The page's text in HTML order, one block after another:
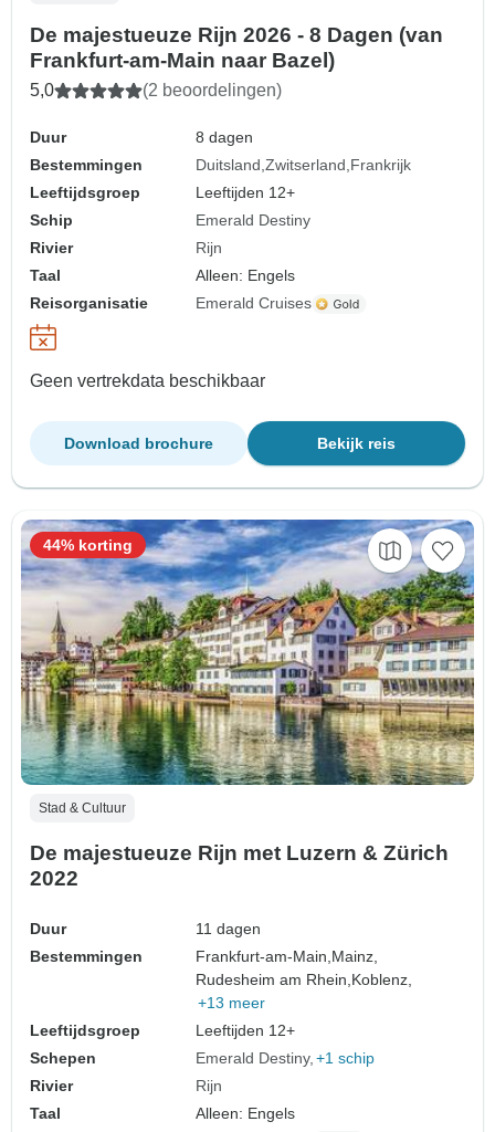
De majestueuze Rijn 2026 - 8 Dagen (van
Frankfurt-am-Main naar Bazel)
5,0 (2 beoordelingen)
Duur
8 dagen
Bestemmingen
Duitsland Zwitserland Frankrijk
Leeftijdsgroep
Leeftijden 12+
Schip
Emerald Destiny
Rivier
Rijn
Taal
Alleen: Engels
Reisorganisatie
Emerald Cruises
Geen vertrekdata beschikbaar
Bekijk reis
Download brochure
Stad & Cultuur
De majestueuze Rijn met Luzern & Zürich
2022
Duur
11 dagen
Bestemmingen
Frankfurt-am-Main, Mainz,
Rudesheim am Rhein, Koblenz,
+13 meer
Leeftijdsgroep
Leeftijden 12+
Schepen
Emerald Destiny +1 schip
Rivier
Rijn
Taal
Alleen: Engels
44% korting